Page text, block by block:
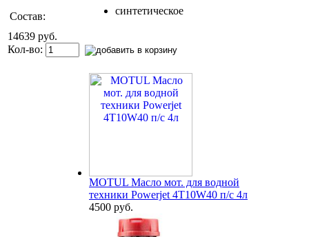
Состав: синтетическое
14639 руб.
Кол-во:
MOTUL Масло мот. для водной
техники Powerjet 4T10W40 п/с 4л
4500 руб.